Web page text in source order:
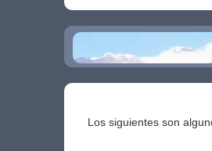
Los siguientes son